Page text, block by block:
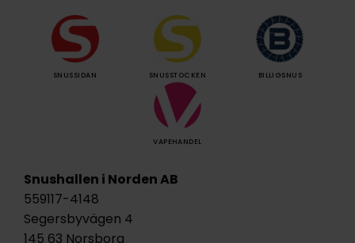
SNUSSIDAN SNUSSTOCKEN BILLIGSNUS
VAPEHANDEL
Snushallen i Norden AB
559117-4148
Segersbyvägen 4
145 63 Norsborg